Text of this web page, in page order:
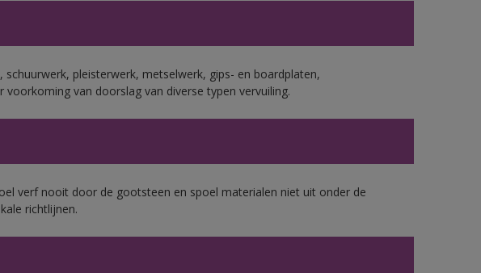
pleisterwerk, metselwerk, gips- en boardplaten,
van doorslag van diverse typen vervuiling.
verf nooit door de gootsteen en spoel materialen niet uit onder de
richtlijnen.